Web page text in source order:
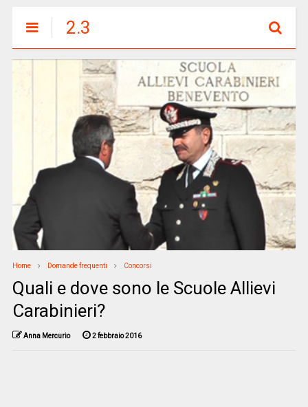
2.3
Home Domande frequenti Concorsi
Quali e dove sono le Scuole Allievi
Carabinieri?
Anna Mercurio 2 febbraio 2016